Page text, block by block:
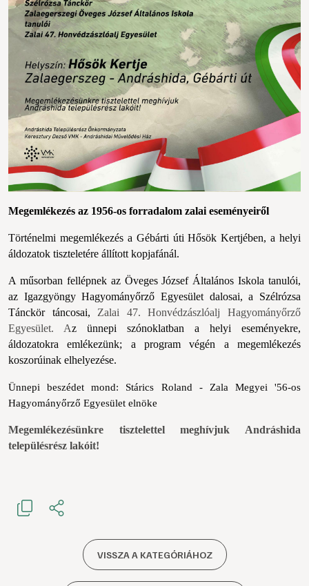
Megemlékezés az 1956-os forradalom zalai eseményeiről
Történelmi megemlékezés a Gébárti úti Hősök Kertjében, a helyi
áldozatok tiszteletére állított kopjafánál.
A műsorban fellépnek az Öveges József Általános Iskola tanulói,
az Igazgyöngy Hagyományőrző Egyesület dalosai, a Szélrózsa
Tánckör táncosai,
Zalai 47. Honvédzászlóalj Hagyományőrző
Egyesület. Az ünnepi szónoklatban a helyi eseményekre,
áldozatokra emlékezünk; a program végén a megemlékezés
koszorúinak elhelyezése.
Ünnepi beszédet mond: Stárics Roland - Zala Megyei '56-os
Hagyományőrző Egyesület elnöke
Megemlékezésünkre tisztelettel meghívjuk Andráshida
településrész lakóit!
VISSZA A KATEGÓRIÁHOZ